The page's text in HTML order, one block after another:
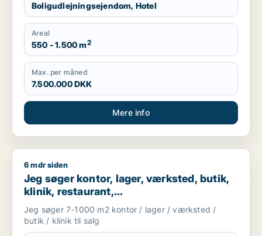
Boligudlejningsejendom, Hotel
Areal
550 - 1.500 m2
Max. per måned
7.500.000 DKK
Mere info
Jeg søger kontor, lager, værksted, butik, klinik, restaurant,
6 mdr siden
Jeg søger kontor, lager, værksted, butik,
klinik, restaurant,
boligudlejningsejendom, hotel eller
produktionslokaler til salg i Vordingborg,
Guldborgsund eller Lolland
Jeg søger 7-1000 m2 kontor / lager / værksted /
butik / klinik til salg